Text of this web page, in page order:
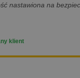
nastawiona na
klient